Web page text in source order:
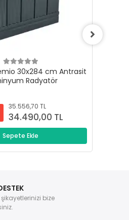
30x284 cm Antrasit
Radyatör
35.556,70 TL
34.490,00 TL
Sepete Ekle
şikayetlerinizi bize